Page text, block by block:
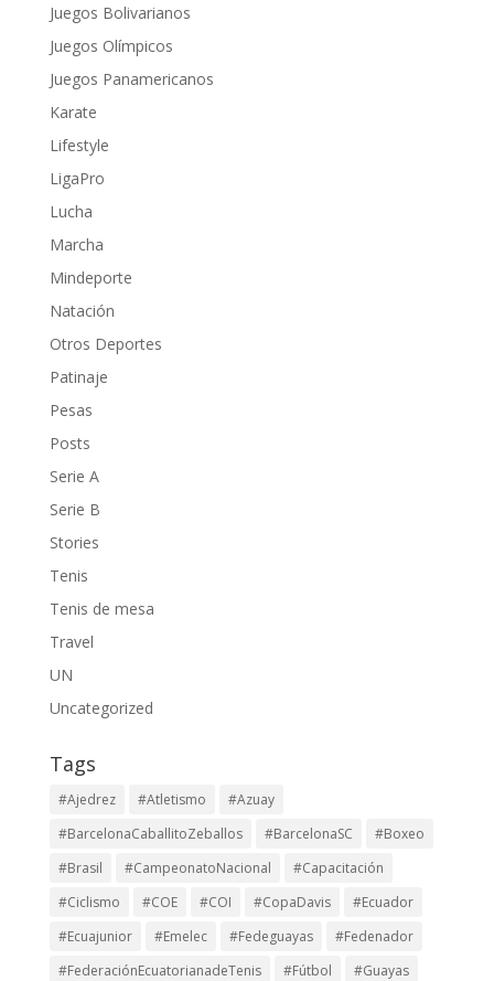
Juegos Bolivarianos
Juegos Olímpicos
Juegos Panamericanos
Karate
Lifestyle
LigaPro
Lucha
Marcha
Mindeporte
Natación
Otros Deportes
Patinaje
Pesas
Posts
Serie A
Serie B
Stories
Tenis
Tenis de mesa
Travel
UN
Uncategorized
Tags
#Ajedrez #Atletismo
#Azuay
#BarcelonaCaballitoZeballos
#BarcelonaSC
#Boxeo
#Brasil
#CampeonatoNacional
#Capacitación
#Ciclismo
#COE #COI #CopaDavis
#Ecuador
#Ecuajunior
#Emelec #Fedeguayas
#Fedenador
#FederaciónEcuatorianadeTenis
#Fútbol #Guayas